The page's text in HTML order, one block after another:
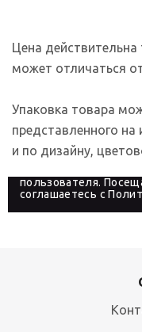
Цена
может отличаться
Упаковка товара
представленного
и по дизайну,
На сайте
пользователя.
соглашаетесь с